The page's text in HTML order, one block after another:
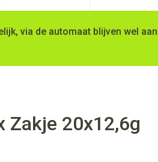
via de automaat blijven wel
Zakje 20x12,6g